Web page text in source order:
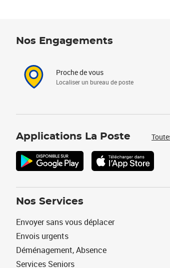
Nos Engagements
Proche de vous
Localiser un bureau de poste
Applications La Poste
Nos Services
Envoyer sans vous déplacer
Envois urgents
Déménagement, Absence
Services Seniors